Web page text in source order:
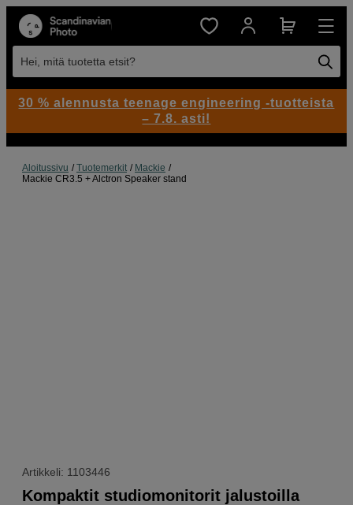
Hei, mitä tuotetta etsit?
Aloitussivu Tuotemerkit
Mackie
Mackie CR3.5 + Alctron Speaker stand
Artikkeli: 1103446
Kompaktit studiomonitorit jalustoilla
30 % alennusta teenage engineering -tuotteista
– 7.8. asti!